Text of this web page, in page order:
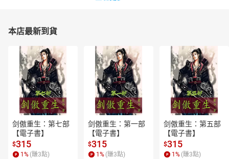
本店最新到貨
剑傲重生：第七部
【電子書】
$315
1 % (賺3點)
剑傲重生：第一部
【電子書】
$315
1 % (賺3點)
剑傲重生：第五部
【電子書】
$315
1 % (賺3點)